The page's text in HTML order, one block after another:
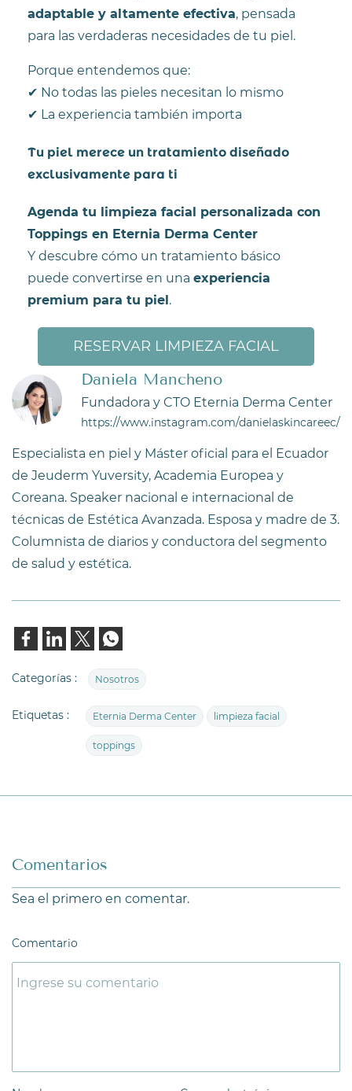
adaptable y altamente efectiva, pensada
para las verdaderas necesidades de tu piel.
Porque entendemos que:
✔ No todas las pieles necesitan lo mismo
✔ La experiencia también importa
Tu piel merece un tratamiento diseñado
exclusivamente para ti
Agenda tu limpieza facial personalizada con
Toppings en Eternia Derma Center
Y descubre cómo un tratamiento básico
puede convertirse en una experiencia
premium para tu piel.
RESERVAR LIMPIEZA FACIAL
Daniela Mancheno
Fundadora y CTO Eternia Derma Center
https://www.instagram.com/danielaskincareec/
Especialista en piel y Máster oficial para el Ecuador
de Jeuderm Yuversity, Academia Europea y
Coreana. Speaker nacional e internacional de
técnicas de Estética Avanzada. Esposa y madre de 3.
Columnista de diarios y conductora del segmento
de salud y estética.
Categorías : Nosotros
Etiquetas : Eternia Derma Center limpieza facial
toppings
Comentarios
Sea el primero en comentar.
Comentario